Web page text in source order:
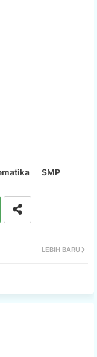
SMP
LEBIH BARU